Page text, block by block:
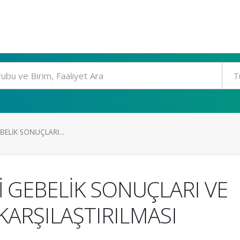
SONUÇLARI...
SONUÇLARI VE